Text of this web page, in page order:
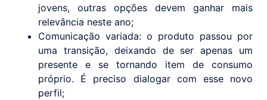
jovens, outras opções devem ganhar mais
relevância neste ano;
Comunicação variada: o produto passou por
uma transição, deixando de ser apenas um
presente e se tornando item de consumo
próprio. É preciso dialogar com esse novo
perfil;